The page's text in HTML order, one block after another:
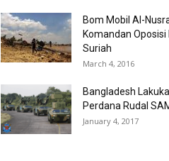
Bom Mobil Al-
Komandan Oposisi
Suriah
March 4, 2016
Bangladesh
Perdana Rudal
January 4, 2017